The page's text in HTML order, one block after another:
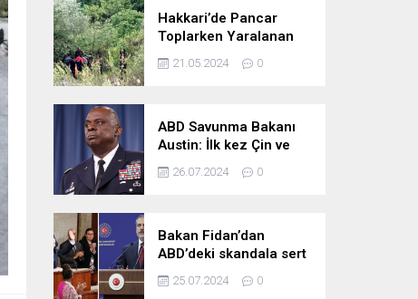
Hakkari’de Pancar
Toplarken Yaralanan
Kadın İçin Kurtarma
Çalışmaları
21.05.2024 0
ABD Savunma Bakanı
Austin: İlk kez Çin ve
Rusya uçaklarının
birlikte uçtuğunu
26.07.2024 0
Bakan Fidan’dan
ABD’deki skandala sert
tepki: Netanyahu’yu
alkışlayanlar eli kanlı
25.07.2024 0